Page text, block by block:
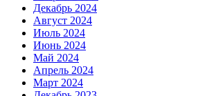
Декабрь 2024
Август 2024
Июль 2024
Июнь 2024
Май 2024
Апрель 2024
Март 2024